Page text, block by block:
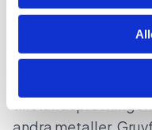
Gruvindustrins
”ett steg framåt
riksdagens beslut